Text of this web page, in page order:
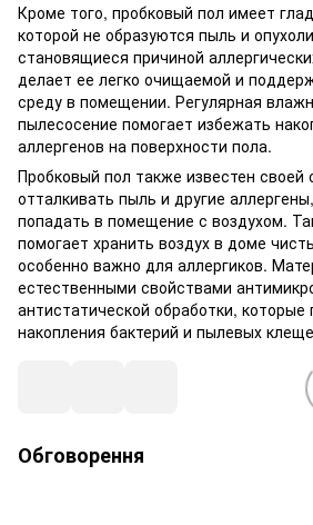
Кроме того, пробковый пол имеет
которой не образуются пыль и
становящиеся причиной
делает ее легко очищаемой и
среду в помещении. Регулярная
пылесосение помогает избежать
аллергенов на поверхности пола.
Пробковый пол также известен своей
отталкивать пыль и другие
попадать в помещение с воздухом.
помогает хранить воздух в доме
особенно важно для аллергиков.
естественными свойствами
антистатической обработки,
накопления бактерий и пылевых
Обговорення